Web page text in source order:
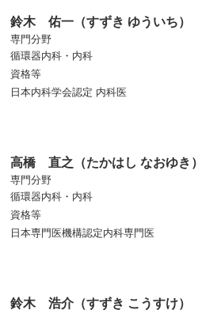
鈴木 佑一（すずき ゆういち）
専門分野
循環器内科・内科
資格等
日本内科学会認定 内科医
高橋 直之（たかはし なおゆき）
専門分野
循環器内科・内科
資格等
日本専門医機構認定内科専門医
鈴木 浩介（すずき こうすけ）